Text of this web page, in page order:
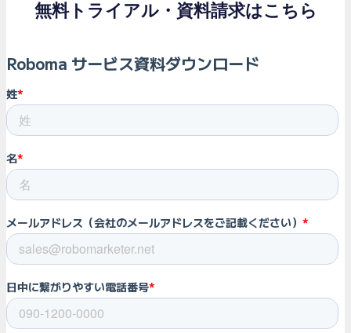
無料トライアル・資料請求はこちら